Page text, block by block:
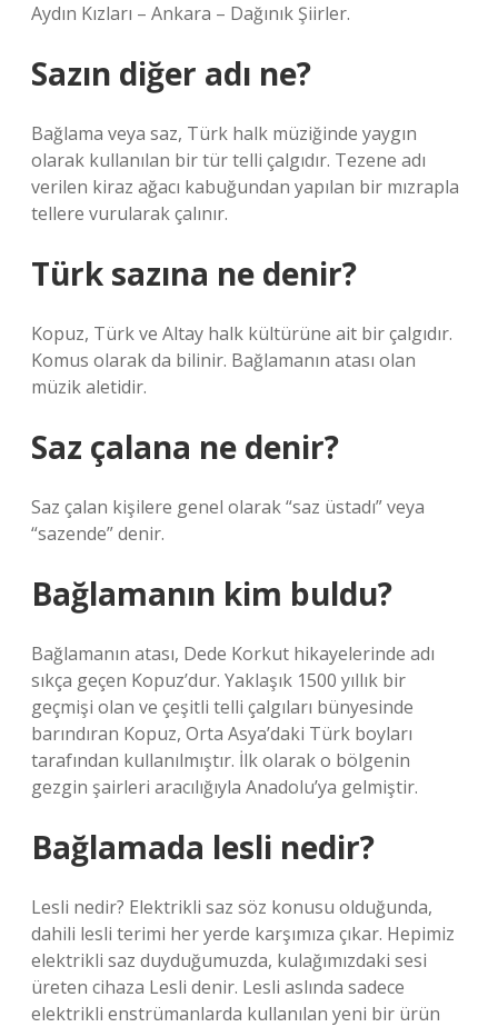
Aydın Kızları – Ankara – Dağınık Şiirler.
Sazın diğer adı ne?
Bağlama veya saz, Türk halk müziğinde yaygın
olarak kullanılan bir tür telli çalgıdır. Tezene adı
verilen kiraz ağacı kabuğundan yapılan bir mızrapla
tellere vurularak çalınır.
Türk sazına ne denir?
Kopuz, Türk ve Altay halk kültürüne ait bir çalgıdır.
Komus olarak da bilinir. Bağlamanın atası olan
müzik aletidir.
Saz çalana ne denir?
Saz çalan kişilere genel olarak “saz üstadı” veya
“sazende” denir.
Bağlamanın kim buldu?
Bağlamanın atası, Dede Korkut hikayelerinde adı
sıkça geçen Kopuz’dur. Yaklaşık 1500 yıllık bir
geçmişi olan ve çeşitli telli çalgıları bünyesinde
barındıran Kopuz, Orta Asya’daki Türk boyları
tarafından kullanılmıştır. İlk olarak o bölgenin
gezgin şairleri aracılığıyla Anadolu’ya gelmiştir.
Bağlamada lesli nedir?
Lesli nedir? Elektrikli saz söz konusu olduğunda,
dahili lesli terimi her yerde karşımıza çıkar. Hepimiz
elektrikli saz duyduğumuzda, kulağımızdaki sesi
üreten cihaza Lesli denir. Lesli aslında sadece
elektrikli enstrümanlarda kullanılan yeni bir ürün